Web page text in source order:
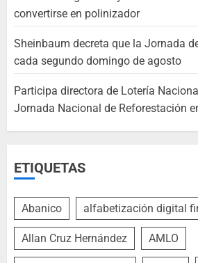
convertirse en polinizador
Sheinbaum decreta que la Jornada
cada segundo domingo de agosto
Participa directora de Lotería
Jornada Nacional de Reforestación
ETIQUETAS
Abanico alfabetización digital
Allan Cruz Hernández AMLO